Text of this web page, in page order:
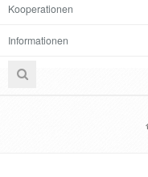
Kooperationen
Informationen